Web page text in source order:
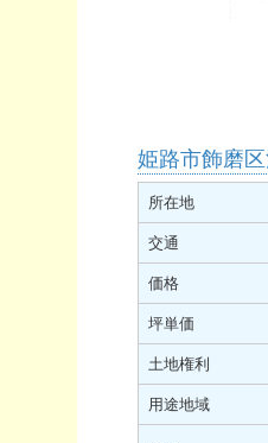
姫路市飾磨
所在地
交通
価格
坪単価
土地権利
用途地域